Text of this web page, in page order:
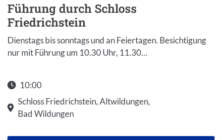
Führung durch Schloss
Friedrichstein
Dienstags bis sonntags und an Feiertagen. Besichtigung
nur mit Führung um 10.30 Uhr, 11.30…
10:00
Schloss Friedrichstein, Altwildungen,
Bad Wildungen